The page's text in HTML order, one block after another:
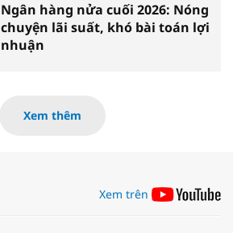
Ngân hàng nửa cuối 2026: Nóng
chuyện lãi suất, khó bài toán lợi
nhuận
Xem thêm
Xem trên